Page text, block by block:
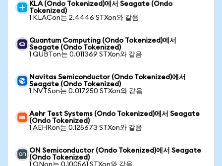
KLA (Ondo Tokenized)에서 Seagate (Ondo
Tokenized)
1 KLACon는 2.4446 STXon와 같음
Quantum Computing (Ondo Tokenized)에서
Seagate (Ondo Tokenized)
1 QUBTon는 0.011369 STXon와 같음
Navitas Semiconductor (Ondo Tokenized)에서
Seagate (Ondo Tokenized)
1 NVTSon는 0.017250 STXon와 같음
Aehr Test Systems (Ondo Tokenized)에서 Seagate
(Ondo Tokenized)
1 AEHRon는 0.125673 STXon와 같음
ON Semiconductor (Ondo Tokenized)에서 Seagate
(Ondo Tokenized)
1 ONon는 0.100561 STXon와 같음